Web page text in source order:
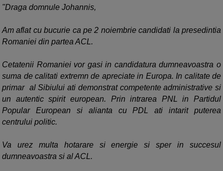
"Draga domnule Johannis,
Am aflat cu bucurie ca pe 2 noiembrie candidati la presedintia
Romaniei din partea ACL.
Cetatenii Romaniei vor gasi in candidatura dumneavoastra o
suma de calitati extremn de apreciate in Europa. In calitate de
primar al Sibiului ati demonstrat competente administrative si
un autentic spirit european. Prin intrarea PNL in Partidul
Popular European si alianta cu PDL ati intarit puterea
centrului politic.
Va urez multa hotarare si energie si sper in succesul
dumneavoastra si al ACL.